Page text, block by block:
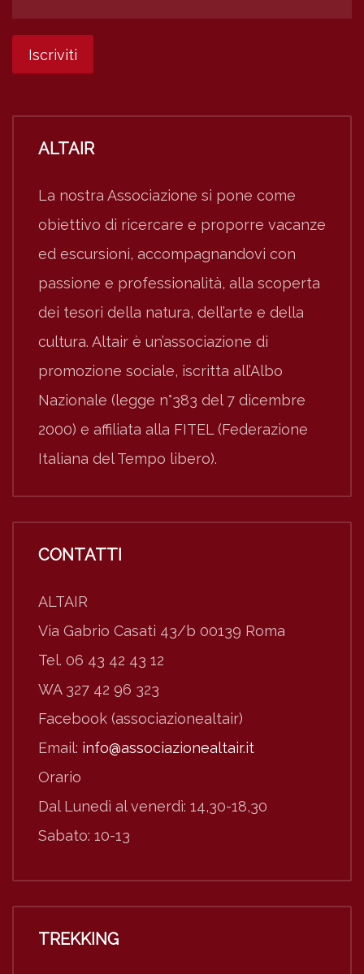
ALTAIR
La nostra Associazione si pone come
obiettivo di ricercare e proporre vacanze
ed escursioni, accompagnandovi con
passione e professionalità, alla scoperta
dei tesori della natura, dell’arte e della
cultura. Altair è un’associazione di
promozione sociale, iscritta all’Albo
Nazionale (legge n°383 del 7 dicembre
2000) e affiliata alla FITEL (Federazione
Italiana del Tempo libero).
CONTATTI
ALTAIR
Via Gabrio Casati 43/b 00139 Roma
Tel. 06 43 42 43 12
WA 327 42 96 323
Facebook (associazionealtair)
Email: info@associazionealtair.it
Orario
Dal Lunedì al venerdì: 14,30-18,30
Sabato: 10-13
TREKKING